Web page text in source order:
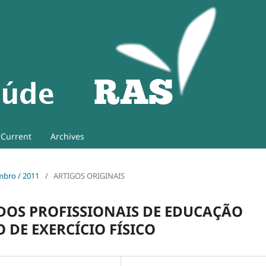
Current Archives
/ 2011 / ARTIGOS ORIGINAIS
PROFISSIONAIS DE EDUCAÇÃO
DE EXERCÍCIO FÍSICO